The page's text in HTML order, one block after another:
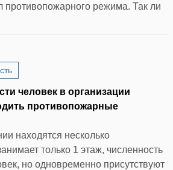
противопожарного режима. Так ли
человек в организации
противопожарные
находятся несколько
только 1 этаж, численность
но одновременно присутствуют